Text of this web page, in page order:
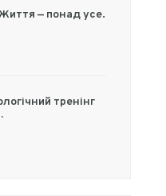
— понад усе.
тренінг